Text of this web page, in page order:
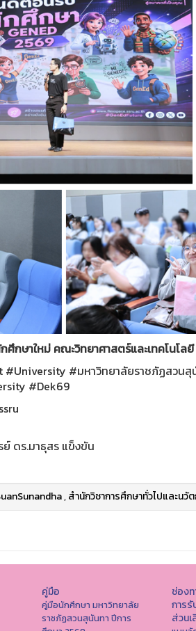
กษาใหม่ คณะวิทยาศาสตร์และเทคโนโล
#University #มหาวิทยาลัยราชภัฏสวน
#Dek69
ดร.มาธุสร แข็งขัน
,สำนักวิชาการศึกษาทั่วไปและน
คู่มือ
คู่มือนักศึกษา มหาวิทยาลัย
ราชภัฏสวนสุนันทา ปีการ
ช่อง
การ
ส่วน